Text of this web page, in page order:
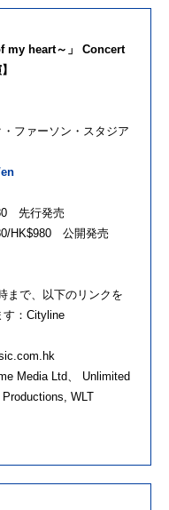
my heart～」 Concert
ファーソン・スタジア
先行発売
公開発売
まで、以下のリンクを
す：Cityline
Media Ltd、 Unlimited
WLT